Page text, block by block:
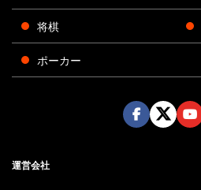
将棋
ポーカー
運営会社